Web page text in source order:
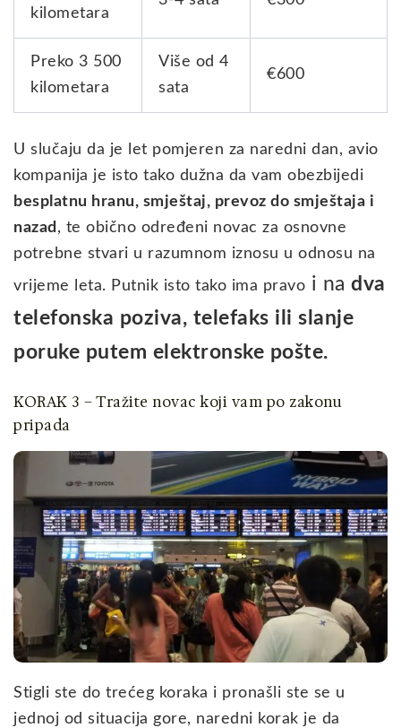
kilometara
Preko 3 500
kilometara
Više od 4
sata
€600
U slučaju da je let pomjeren za naredni dan, avio
kompanija je isto tako dužna da vam obezbijedi
besplatnu hranu, smještaj, prevoz do smještaja i
nazad , te obično određeni novac za osnovne
potrebne stvari u razumnom iznosu u odnosu na
vrijeme leta. Putnik isto tako ima pravo i na dva
telefonska poziva, telefaks ili slanje
poruke putem elektronske pošte.
KORAK 3 – Tražite novac koji vam po zakonu
pripada
Stigli ste do trećeg koraka i pronašli ste se u
jednoj od situacija gore, naredni korak je da